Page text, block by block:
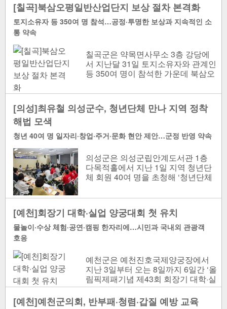
[칠곡]북삼오평일반산업단지 보상 절차 본격화
토지소유자 등 350여 명 참석…공정·투명한 보상과 지속적인 소
통 약속
칠곡군은 약목면사무소 3층 강당에
서 지난달 31일 토지소유자와 관계인
등 350여 명이 참석한 가운데 북삼오
회를 열었다. 북삼오평..
[의성]최유철 의성군수, 청년단체 만나 지역 정착
해법 모색
청년 40여 명 일자리·창업·주거·문화 현안 제안…군정 반영 약속
의성군은 의성군립안계도서관 1층
다목적홀에서 지난 1일 지역 청년단
체 회원 40여 명을 초청해 ‘청년단체
개최[의성..
[예천]회장기 대학·실업 양궁대회 첫 유치
물놀이·수상 체험·공연·캠핑 한자리에…시민과 국내외 관광객
호응
예천군은 예천진호국제양궁장에서
지난 3일부터 오는 8일까지 6일간 ‘올
림픽제패기념 제43회 회장기 대학·실
업 양궁대회’를 연다. 회장기 대학·실
업 양궁..
[예천]예천군의회, 반부패·청렴·갑질 예방 교육